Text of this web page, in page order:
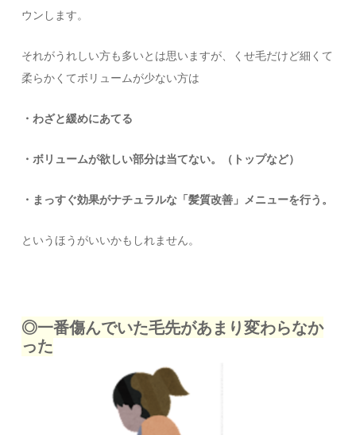
ウンします。
それがうれしい方も多いとは思いますが、くせ毛だけど細くて
柔らかくてボリュームが少ない方は
・わざと緩めにあてる
・ボリュームが欲しい部分は当てない。（トップなど）
・まっすぐ効果がナチュラルな「髪質改善」メニューを行う。
というほうがいいかもしれません。
◎一番傷んでいた毛先があまり変わらなか
った